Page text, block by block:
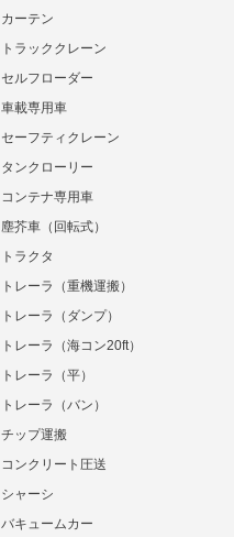
カーテン
トラッククレーン
セルフローダー
車載専用車
セーフティクレーン
タンクローリー
コンテナ専用車
塵芥車（回転式）
トラクタ
トレーラ（重機運搬）
トレーラ（ダンプ）
トレーラ（海コン20ft）
トレーラ（平）
トレーラ（バン）
チップ運搬
コンクリート圧送
シャーシ
バキュームカー